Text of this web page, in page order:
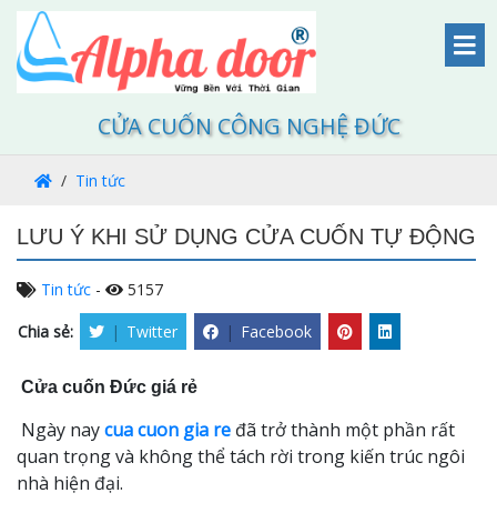
CỬA CUỐN CÔNG NGHỆ ĐỨC
Tin tức
LƯU Ý KHI SỬ DỤNG CỬA CUỐN TỰ ĐỘNG
Tin tức -
5157
Chia sẻ:
| Twitter | Facebook
Cửa cuốn Đức giá rẻ
Ngày naycua cuon gia re đã trở thành một phần rất
quan trọng và không thể tách rời trong kiến trúc ngôi
nhà hiện đại.